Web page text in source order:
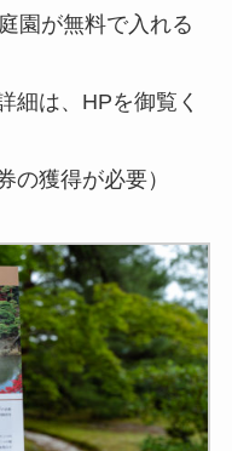
園が無料で入れる
細は、HPを御覧く
の獲得が必要）